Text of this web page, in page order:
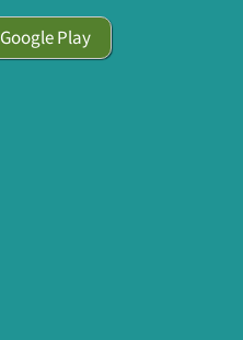
Google Play